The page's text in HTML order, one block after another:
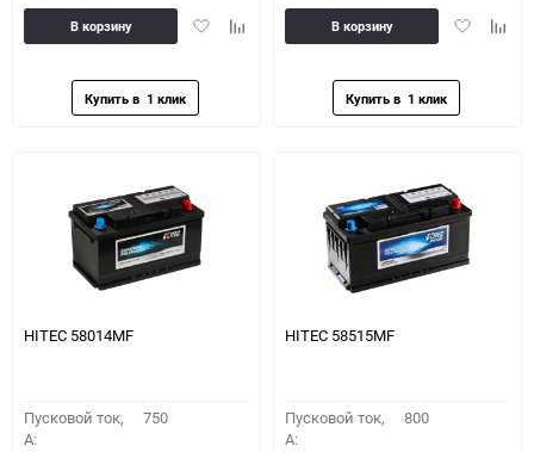
ДобавитьДобавить
В корзину
Добавить
В корзину
HITEC 58014MF
Пусковой ток,
A:
750
HITEC 58515MF
Пусковой ток,
A:
800